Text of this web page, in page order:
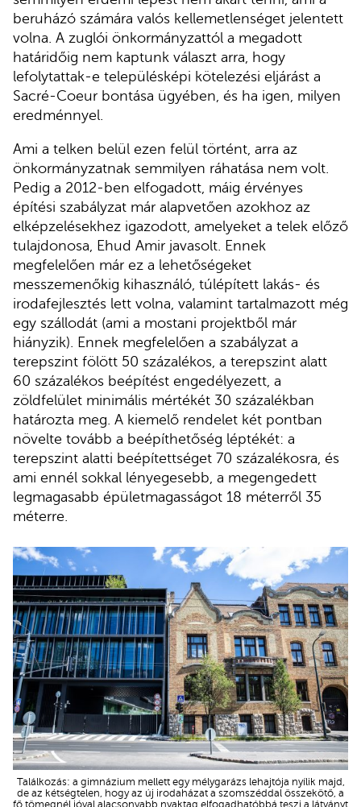
beruházó számára valós kellemetlenséget jelentett
volna. A zuglói önkormányzattól a megadott
határidőig nem kaptunk választ arra, hogy
lefolytattak-e településképi kötelezési eljárást a
Sacré-Coeur bontása ügyében, és ha igen, milyen
eredménnyel.
Ami a telken belül ezen felül történt, arra az
önkormányzatnak semmilyen ráhatása nem volt.
Pedig a 2012-ben elfogadott, máig érvényes
építési szabályzat már alapvetően azokhoz az
elképzelésekhez igazodott, amelyeket a telek előző
tulajdonosa, Ehud Amir javasolt. Ennek
megfelelően már ez a lehetőségeket
messzemenőkig kihasználó, túlépített lakás- és
irodafejlesztés lett volna, valamint tartalmazott még
egy szállodát (ami a mostani projektből már
hiányzik). Ennek megfelelően a szabályzat a
terepszint fölött 50 százalékos, a terepszint alatt
60 százalékos beépítést engedélyezett, a
zöldfelület minimális mértékét 30 százalékban
határozta meg. A kiemelő rendelet két pontban
növelte tovább a beépíthetőség léptékét: a
terepszint alatti beépítettséget 70 százalékosra, és
ami ennél sokkal lényegesebb, a megengedett
legmagasabb épületmagasságot 18 méterről 35
méterre.
Találkozás: a gimnázium mellett egy mélygarázs lehajtója nyílik majd,
de az kétségtelen, hogy az új irodaházat a szomszéddal összekötő, a
fő tömegnél jóval alacsonyabb nyaktag elfogadhatóbbá teszi a látványt